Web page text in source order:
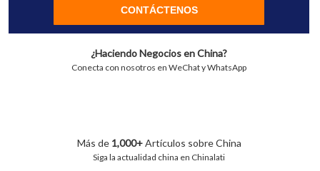
CONTÁCTENOS
¿Haciendo Negocios en China?
Conecta con nosotros en WeChat y WhatsApp
Más de 1,000+Artículos sobre China
Siga la actualidad china en Chinalati